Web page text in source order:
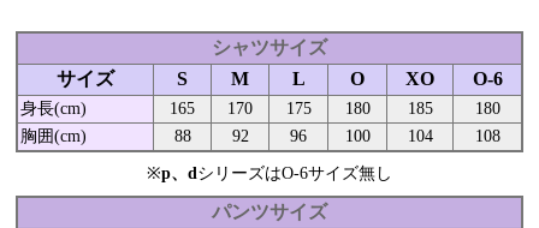
シャツサイズ
サイズ
S M L O XO O-6
身長(cm) 165 170 175 180 185
180
胸囲(cm)
88 92 96 100 104 108
※p、dシリーズはO-6サイズ無し
パンツサイズ